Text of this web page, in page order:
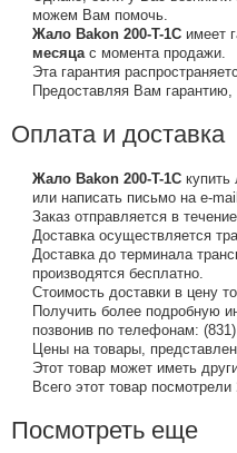
можем Вам помочь.
Жало Bakon 200-T-1C имеет
месяца c момента продажи.
Эта гарантия
Предоставляя Вам
Оплата и доставка
Жало Bakon 200-T-1C купить
или написать письмо на е-
Заказ отправляется в
Доставка осуществляется
Доставка до терминала
производятся бесплатно.
Стоимость доставки в цену
Получить более подробную
позвонив по телефонам:
Цены на товары,
Этот товар может иметь
Всего этот товар посмотрели
Посмотреть еще